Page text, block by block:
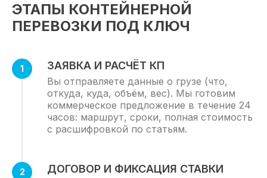
ЭТАПЫ КОНТЕЙНЕРНОЙ
ПЕРЕВОЗКИ ПОД КЛЮЧ
ЗАЯВКА И РАСЧЁТ КП
Вы отправляете данные о грузе (что,
откуда, куда, объём, вес). Мы готовим
коммерческое предложение в течение 24
часов: маршрут, сроки, полная стоимость
с расшифровкой по статьям.
ДОГОВОР И ФИКСАЦИЯ СТАВКИ